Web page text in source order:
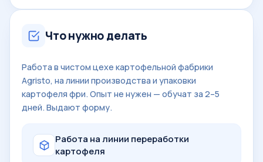
Что нужно делать
Работа в чистом цехе картофельной фабрики
Agristo, на линии производства и упаковки
картофеля фри. Опыт не нужен — обучат за 2–5
дней. Выдают форму.
Работа на линии переработки
картофеля